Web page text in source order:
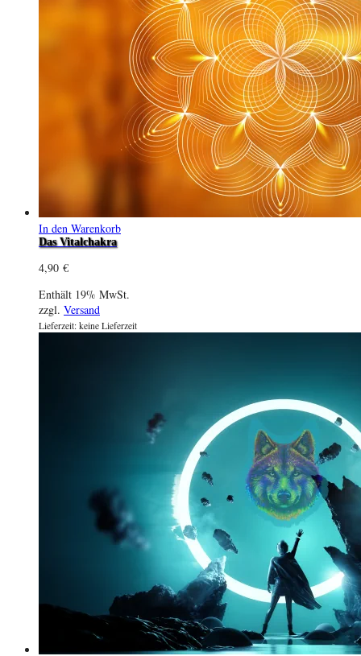
In den Warenkorb
Das Vitalchakra
4,90 €
Enthält 19% MwSt.
zzgl. Versand
Lieferzeit: keine Lieferzeit